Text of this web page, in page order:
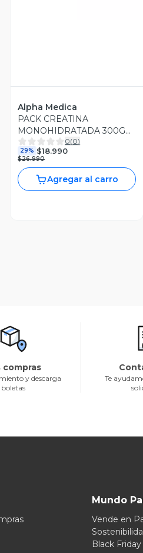
Alpha Medica
PACK CREATINA
MONOHIDRATADA 300GR
+ GLUTAMINA 300GR -
ALPHA MEDICA
0(0)
29% $18.990
$26.990
Agregar al carro
compras
y descarga
boletas
Te
Mundo
Vende en
Black Friday